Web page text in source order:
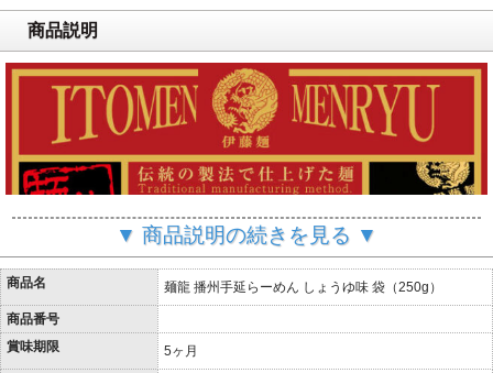
商品説明
▼ 商品説明の続きを見る ▼
商品名 麺龍 播州手延らーめん しょうゆ味 袋（250g）
商品番号
賞味期限
5ヶ月